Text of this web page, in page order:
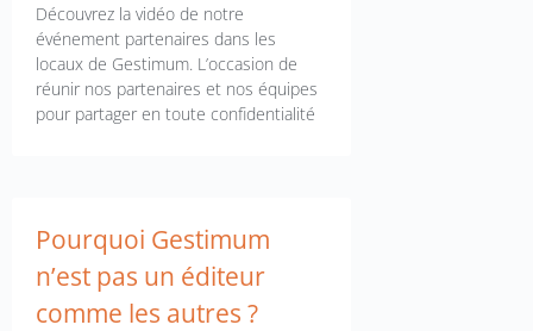
Découvrez la vidéo de notre
événement partenaires dans les
locaux de Gestimum. L’occasion de
réunir nos partenaires et nos équipes
pour partager en toute confidentialité
Pourquoi Gestimum
n’est pas un éditeur
comme les autres ?